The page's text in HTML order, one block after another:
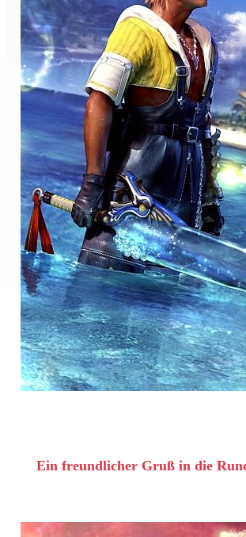
Ein freundlicher Gruß in die